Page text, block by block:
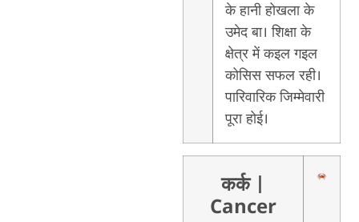
के हानी होखला के
उमेद बा। शिक्षा के
क्षेत्र में कइल गइल
कोसिस सफल रही।
पारिवारिक जिम्मेवारी
पूरा होई।
कर्क
Cancer